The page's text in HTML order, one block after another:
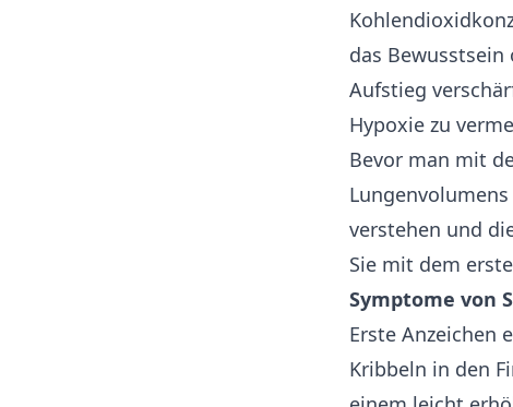
das
Aufstieg
Hypoxie zu
Bevor man mit
verstehen und
Sie mit dem
Symptome von
Erste Anzeichen
Kribbeln in den